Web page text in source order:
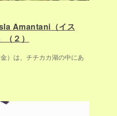
Amantani（イス
２）
）は、チチカカ湖の中にあ